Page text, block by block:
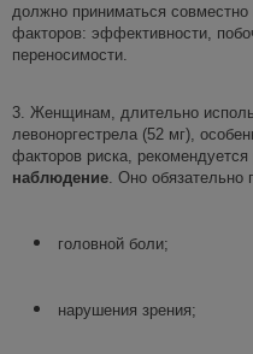
должно приниматься
факторов: эффективности,
переносимости.
3. Женщинам, длительно
левоноргестрела (52 мг),
факторов риска, рекомендуется
наблюдение . Оно
головной боли;
нарушения зрения;